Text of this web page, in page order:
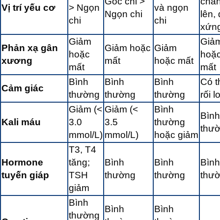
Vị trí yếu cơ
> Ngọn
chi
Ngọn chi
và ngọn
chi
lên,
Phản xạ gân
xương
Giảm
hoặc
mất
Giảm hoặc
mất
Giảm
hoặc mất
mất
Cảm giác
Bình
thường
Bình
thường
Bình
thường
Có
rối
Kali máu
Giảm (<
3.0
mmol/L)
Giảm (<
3.5
mmol/L)
Bình
thường
hoặc giảm
Bình
Hormone
tuyến giáp
T3, T4
tăng;
TSH
giảm
Bình
thường
Bình
thường
Bình
Bình
thường
Bình
Bình